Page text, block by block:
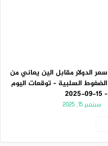
سعر الدولار مقابل الين يعاني من
الضغوط السلبية – توقعات اليوم
– 15-09-2025
سبتمبر 15, 2025